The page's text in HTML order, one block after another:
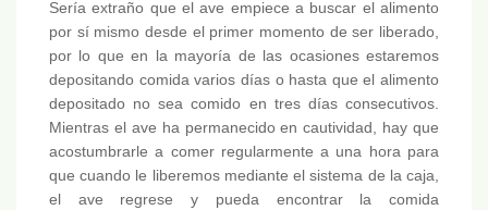
Sería extraño que el ave empiece a buscar el alimento
por sí mismo desde el primer momento de ser liberado,
por lo que en la mayoría de las ocasiones estaremos
depositando comida varios días o hasta que el alimento
depositado no sea comido en tres días consecutivos.
Mientras el ave ha permanecido en cautividad, hay que
acostumbrarle a comer regularmente a una hora para
que cuando le liberemos mediante el sistema de la caja,
el ave regrese y pueda encontrar la comida